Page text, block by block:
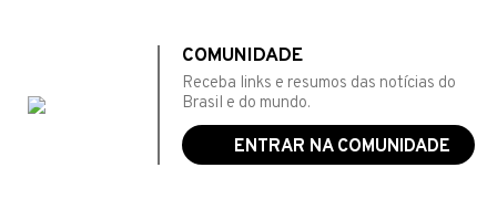
COMUNIDADE
Receba links e resumos das notícias do
Brasil e do mundo.
ENTRAR NA COMUNIDADE